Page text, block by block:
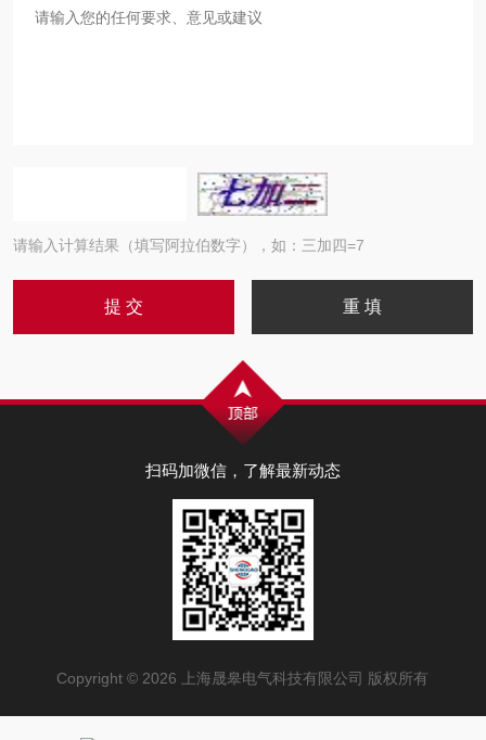
请输入计算结果（填写阿拉伯数字），如：三加四=7
扫码加微信，了解最新动态
Copyright © 2026 上海晟皋电气科技有限公司 版权所有